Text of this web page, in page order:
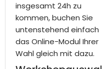
insgesamt 24h zu
kommen, buchen Sie
untenstehend einfach
das Online-Modul Ihrer
Wahl gleich mit dazu.